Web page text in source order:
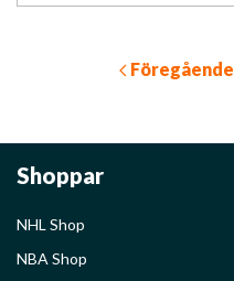
Föregående
Shoppar
NHL Shop
NBA Shop